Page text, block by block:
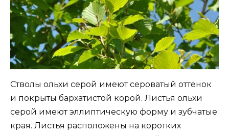
Стволы ольхи серой имеют сероватый оттенок
и покрыты бархатистой корой. Листья ольхи
серой имеют эллиптическую форму и зубчатые
края. Листья расположены на коротких